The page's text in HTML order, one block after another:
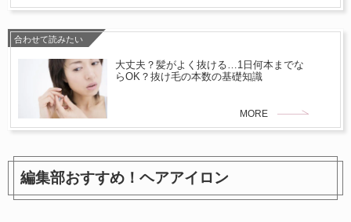
合わせて読みたい
大丈夫？髪がよく抜ける…1日何本までな
らOK？抜け毛の本数の基礎知識
MORE
編集部おすすめ！ヘアアイロン